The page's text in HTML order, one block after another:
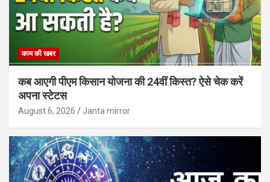
काम की खबर
कब आएगी पीएम किसान योजना की 24वीं किस्त? ऐसे चेक करें
अपना स्टेटस
August 6, 2026 Janta mirror